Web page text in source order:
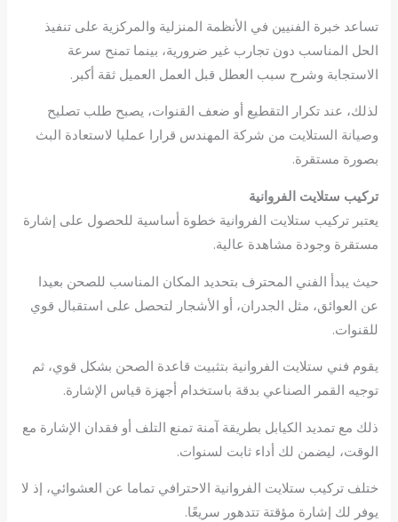
تساعد خبرة الفنيين في الأنظمة المنزلية والمركزية على تنفيذ
الحل المناسب دون تجارب غير ضرورية، بينما تمنح سرعة
الاستجابة وشرح سبب العطل قبل العمل العميل ثقة أكبر.
لذلك، عند تكرار التقطيع أو ضعف القنوات، يصبح طلب تصليح
وصيانة الستلايت من شركة المهندس قرارا عمليا لاستعادة البث
بصورة مستقرة.
تركيب ستلايت الفروانية
يعتبر تركيب ستلايت الفروانية خطوة أساسية للحصول على إشارة
مستقرة وجودة مشاهدة عالية.
حيث يبدأ الفني المحترف بتحديد المكان المناسب للصحن بعيدا
عن العوائق، مثل الجدران، أو الأشجار لتحصل على استقبال قوي
للقنوات.
يقوم فني ستلايت الفروانية بتثبيت قاعدة الصحن بشكل قوي، ثم
توجيه القمر الصناعي بدقة باستخدام أجهزة قياس الإشارة.
ذلك مع تمديد الكيابل بطريقة آمنة تمنع التلف أو فقدان الإشارة مع
الوقت، ليضمن لك أداء ثابت لسنوات.
ختلف تركيب ستلايت الفروانية الاحترافي تماما عن العشوائي، إذ لا
يوفر لك إشارة مؤقتة تتدهور سريعًا.